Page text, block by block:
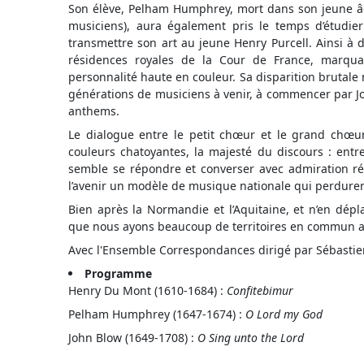
Son élève, Pelham Humphrey, mort dans son
musiciens), aura également pris le temps
transmettre son art au jeune Henry Purcell. Ainsi à
résidences royales de la Cour de France,
personnalité haute en couleur. Sa disparition
générations de musiciens à venir, à commencer par
anthems.
Le dialogue entre le petit chœur et le grand
couleurs chatoyantes, la majesté du discours :
semble se répondre et converser avec admiration
l’avenir un modèle de musique nationale qui
Bien après la Normandie et l’Aquitaine, et n’en
que nous ayons beaucoup de territoires en commun
Avec l'Ensemble Correspondances dirigé par
Programme
Henry Du Mont (1610-1684) : Confitebimur
Pelham Humphrey (1647-1674) : O Lord my God
John Blow (1649-1708) : O Sing unto the Lord